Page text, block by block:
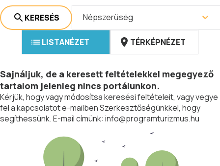
KERESÉS Népszerűség
LISTANÉZET TÉRKÉPNÉZET
Sajnáljuk, de a keresett feltételekkel megegyező
tartalom jelenleg nincs portálunkon.
Kérjük, hogy vagy módosítsa keresési feltételeit, vagy vegye
fel a kapcsolatot e-mailben Szerkesztőségünkkel, hogy
segíthessünk. E-mail címünk: info@programturizmus.hu